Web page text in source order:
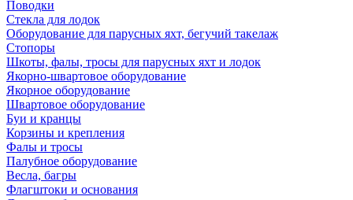
Поводки
Стекла для лодок
Оборудование для парусных яхт, бегучий такелаж
Стопоры
Шкоты, фалы, тросы для парусных яхт и лодок
Якорно-швартовое оборудование
Якорное оборудование
Швартовое оборудование
Буи и кранцы
Корзины и крепления
Фалы и тросы
Палубное оборудование
Весла, багры
Флагштоки и основания